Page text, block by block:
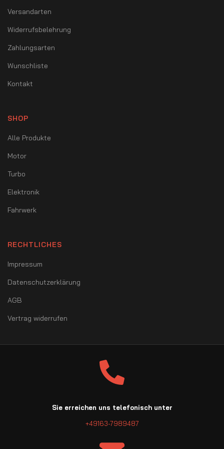
Versandarten
Widerrufsbelehrung
Zahlungsarten
Wunschliste
Kontakt
SHOP
Alle Produkte
Motor
Turbo
Elektronik
Fahrwerk
RECHTLICHES
Impressum
Datenschutzerklärung
AGB
Vertrag widerrufen
Sie erreichen uns telefonisch unter
+49163-7989487